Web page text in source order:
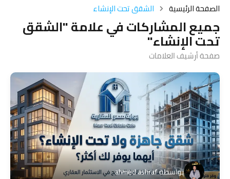
الصفحة الرئيسية الشقق تحت الإنشاء
جميع المشاركات في علامة "الشقق
تحت الإنشاء"
صفحة أرشيف العلامات
بواسطةahmed ashraf